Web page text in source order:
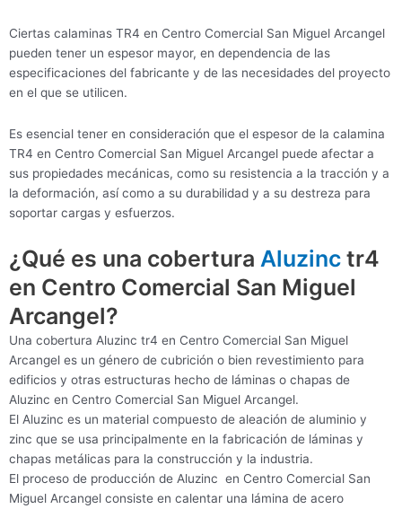
Ciertas calaminas TR4 en Centro Comercial San Miguel Arcangel
pueden tener un espesor mayor, en dependencia de las
especificaciones del fabricante y de las necesidades del proyecto
en el que se utilicen.
Es esencial tener en consideración que el espesor de la calamina
TR4 en Centro Comercial San Miguel Arcangel puede afectar a
sus propiedades mecánicas, como su resistencia a la tracción y a
la deformación, así como a su durabilidad y a su destreza para
soportar cargas y esfuerzos.
¿Qué es una cobertura Aluzinc tr4
en Centro Comercial San Miguel
Arcangel?
Una cobertura Aluzinc tr4 en Centro Comercial San Miguel
Arcangel es un género de cubrición o bien revestimiento para
edificios y otras estructuras hecho de láminas o chapas de
Aluzinc en Centro Comercial San Miguel Arcangel.
El Aluzinc es un material compuesto de aleación de aluminio y
zinc que se usa principalmente en la fabricación de láminas y
chapas metálicas para la construcción y la industria.
El proceso de producción de Aluzinc en Centro Comercial San
Miguel Arcangel consiste en calentar una lámina de acero